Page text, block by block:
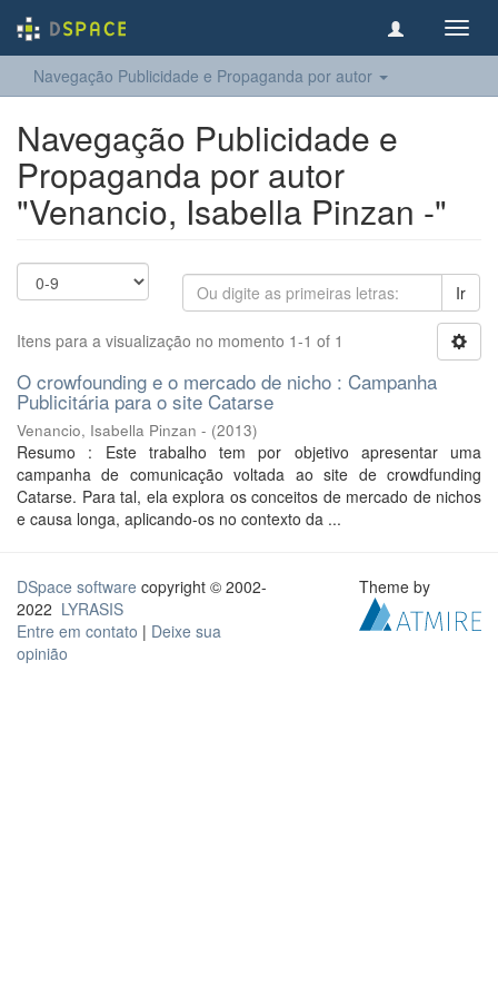
Navegação Publicidade e Propaganda por autor
Navegação Publicidade e
Propaganda por autor
"Venancio, Isabella Pinzan -"
Ir
Itens para a visualização no momento 1-1 of 1
O crowfounding e o mercado de nicho : Campanha
Publicitária para o site Catarse
Venancio, Isabella Pinzan - (2013)
Resumo : Este trabalho tem por objetivo apresentar uma
campanha de comunicação voltada ao site de crowdfunding
Catarse. Para tal, ela explora os conceitos de mercado de nichos
e causa longa, aplicando-os no contexto da ...
DSpace software copyright © 2002-
2022 LYRASIS
Entre em contato | Deixe sua
opinião
Theme by